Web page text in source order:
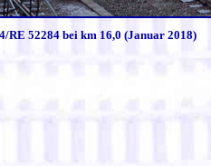
RE 52284 bei km 16,0 (Januar 2018)